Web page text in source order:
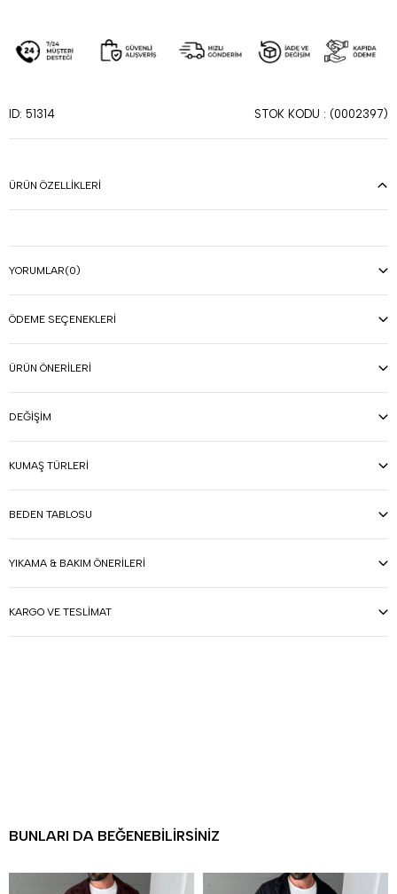
ID: 51314 STOK KODU (0002397)
ÜRÜN ÖZELLIKLERI
YORUMLAR(0)
ÖDEME SEÇENEKLERI
ÜRÜN ÖNERILERI
DEĞIŞIM
KUMAŞ TÜRLERI
BEDEN TABLOSU
YIKAMA & BAKIM ÖNERILERI
KARGO VE TESLIMAT
BUNLARI DA BEĞENEBILIRSINIZ